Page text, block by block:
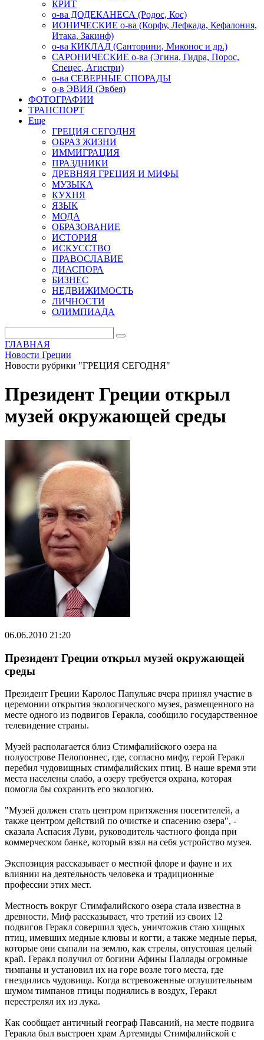
КРИТ
о-ва ДОДЕКАНЕСА (Родос, Кос)
ИОНИЧЕСКИЕ о-ва (Корфу, Лефкада, Кефалония,
Итака, Закинф)
о-ва КИКЛАД (Санторини, Миконос и др.)
САРОНИЧЕСКИЕ о-ва (Эгина, Гидра, Порос,
Спецес, Агистри)
о-ва СЕВЕРНЫЕ СПОРАДЫ
о-в ЭВИЯ (Эвбея)
ФОТОГРАФИИ
ТРАНСПОРТ
Еще
ГРЕЦИЯ СЕГОДНЯ
ОБРАЗ ЖИЗНИ
ИММИГРАЦИЯ
ПРАЗДНИКИ
ДРЕВНЯЯ ГРЕЦИЯ И МИФЫ
МУЗЫКА
КУХНЯ
ЯЗЫК
МОДА
ОБРАЗОВАНИЕ
ИСТОРИЯ
ИСКУССТВО
ПРАВОСЛАВИЕ
ДИАСПОРА
БИЗНЕС
НЕДВИЖИМОСТЬ
ЛИЧНОСТИ
ОЛИМПИАДА
ГЛАВНАЯ
Новости Греции
Новости рубрики "ГРЕЦИЯ СЕГОДНЯ"
Президент Греции открыл
музей окружающей среды
06.06.2010 21:20
Президент Греции открыл музей окружающей
среды
Президент Греции Каролос Папульяс вчера принял участие в
церемонии открытия экологического музея, размещенного на
месте одного из подвигов Геракла, сообщило государственное
телевидение страны.
Музей располагается близ Стимфалийского озера на
полуострове Пелопоннес, где, согласно мифу, герой Геракл
перебил чудовищных стимфалийских птиц. В наше время эти
места населены слабо, а озеру требуется охрана, которая
помогла бы сохранить его экологию.
"Музей должен стать центром притяжения посетителей, а
также центром действий по очистке и спасению озера", -
сказала Аспасия Луви, руководитель частного фонда при
коммерческом банке, который взял на себя устройство музея.
Экспозиция рассказывает о местной флоре и фауне и их
влиянии на деятельность человека и традиционные
профессии этих мест.
Местность вокруг Стимфалийского озера стала известна в
древности. Миф рассказывает, что третий из своих 12
подвигов Геракл совершил здесь, уничтожив стаю хищных
птиц, имевших медные клювы и когти, а также медные перья,
которые они сыпали на землю, как стрелы, опустошая целый
край. Геракл получил от богини Афины Паллады огромные
тимпаны и установил их на горе возле того места, где
гнездились чудовища. Когда встревоженные оглушительным
шумом тимпанов птицы поднялись в воздух, Геракл
перестрелял их из лука.
Как сообщает античный географ Павсаний, на месте подвига
Геракла был выстроен храм Артемиды Стимфалийской с